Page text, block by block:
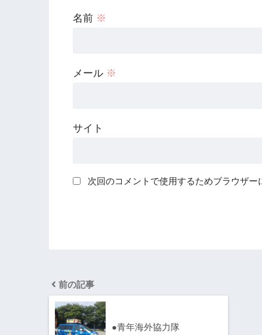
名前 ※
メール ※
サイト
次回のコメントで使用するためブラウザー
前の記事
●青年海外協力隊